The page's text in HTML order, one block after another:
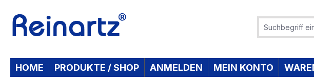
HOME PRODUKTE / SHOP ANMELDEN MEIN KONTO